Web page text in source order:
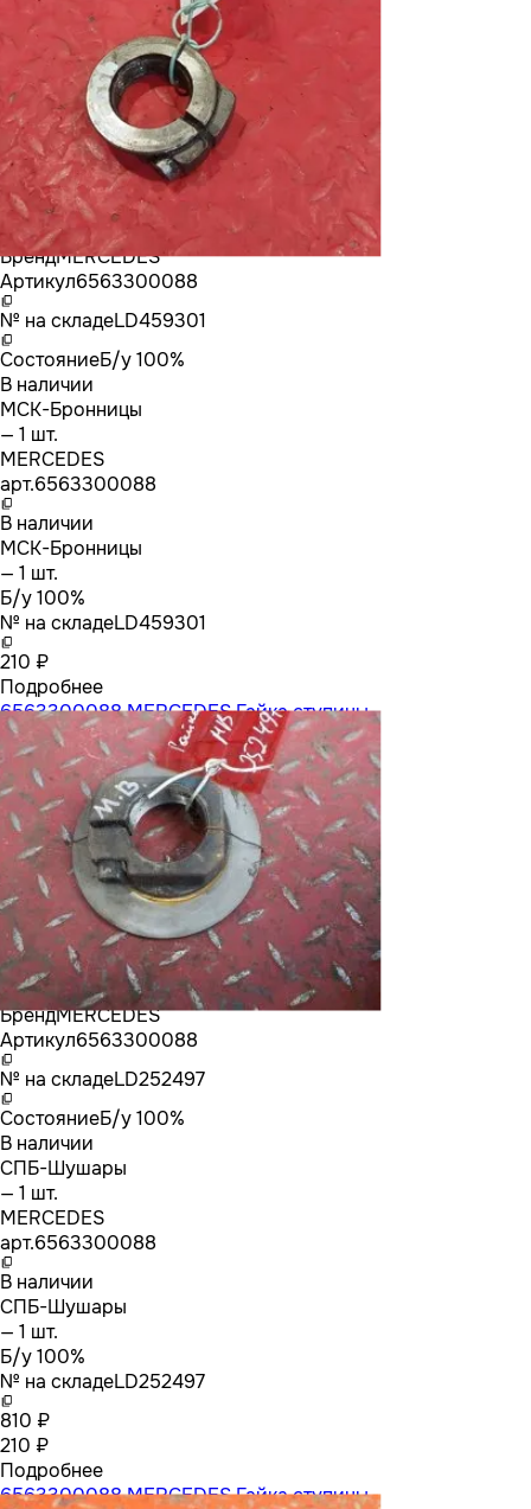
БрендMERCEDES
Артикул6563300088
№ на складеLD459301
СостояниеБ/у 100%
В наличии
МСК-Бронницы
— 1 шт.
MERCEDES
арт.6563300088
В наличии
МСК-Бронницы
— 1 шт.
Б/у 100%
№ на складеLD459301
210 ₽
Подробнее
6563300088 MERCEDES Гайка ступицы
БрендMERCEDES
Артикул6563300088
№ на складеLD252497
СостояниеБ/у 100%
В наличии
СПБ-Шушары
— 1 шт.
MERCEDES
арт.6563300088
В наличии
СПБ-Шушары
— 1 шт.
Б/у 100%
№ на складеLD252497
810 ₽
210 ₽
Подробнее
6563300088 MERCEDES Гайка ступицы